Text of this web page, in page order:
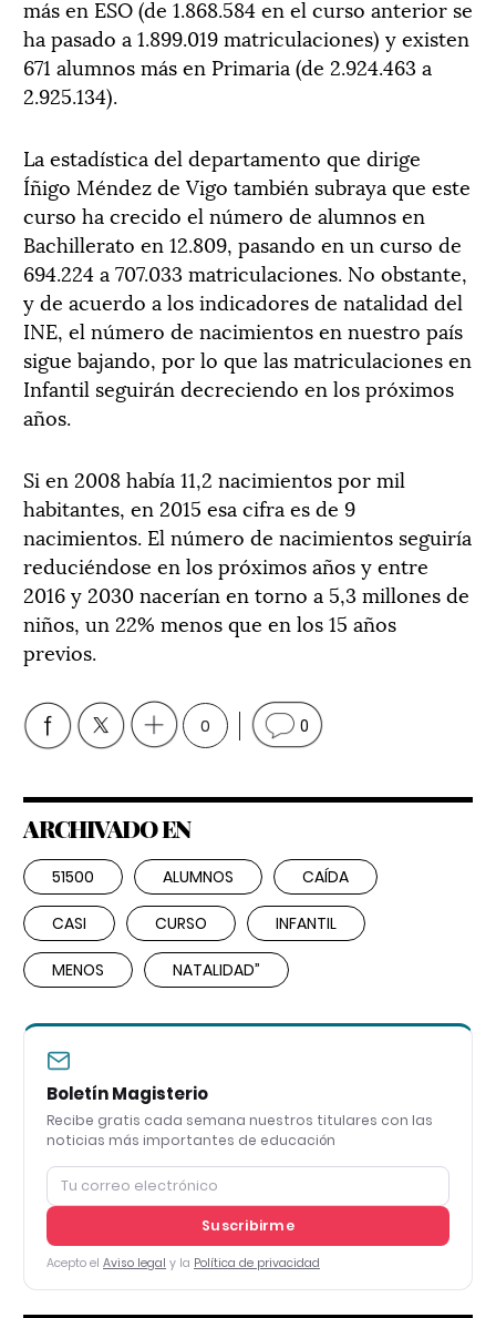
más en ESO (de 1.868.584 en el curso anterior se
ha pasado a 1.899.019 matriculaciones) y existen
671 alumnos más en Primaria (de 2.924.463 a
2.925.134).
La estadística del departamento que dirige
Íñigo Méndez de Vigo también subraya que este
curso ha crecido el número de alumnos en
Bachillerato en 12.809, pasando en un curso de
694.224 a 707.033 matriculaciones. No obstante,
y de acuerdo a los indicadores de natalidad del
INE, el número de nacimientos en nuestro país
sigue bajando, por lo que las matriculaciones en
Infantil seguirán decreciendo en los próximos
años.
Si en 2008 había 11,2 nacimientos por mil
habitantes, en 2015 esa cifra es de 9
nacimientos. El número de nacimientos seguiría
reduciéndose en los próximos años y entre
2016 y 2030 nacerían en torno a 5,3 millones de
niños, un 22% menos que en los 15 años
previos.
0 0
ARCHIVADO EN
51500 ALUMNOS CAÍDA
CASI CURSO INFANTIL
MENOS NATALIDAD”
Boletín Magisterio
Recibe gratis cada semana nuestros titulares con las
noticias más importantes de educación
Suscribirme
Acepto el Aviso legal y la Política de privacidad